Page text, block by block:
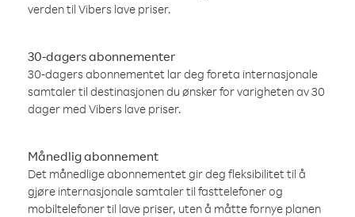
verden til Vibers lave priser.
30-dagers abonnementer
30-dagers abonnementet lar deg foreta internasjonale
samtaler til destinasjonen du ønsker for varigheten av 30
dager med Vibers lave priser.
Månedlig abonnement
Det månedlige abonnementet gir deg fleksibilitet til å
gjøre internasjonale samtaler til fasttelefoner og
mobiltelefoner til lave priser, uten å måtte fornye planen